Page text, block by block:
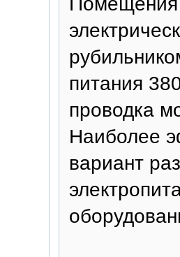
питания
проводка
Наиболее
вариант